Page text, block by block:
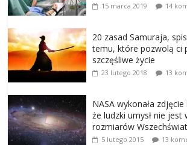
15 marca 2019 14
20 zasad Samuraja,
temu, które pozwolą ci
szczęśliwe życie
23 lutego 2018 13
NASA wykonała
że ludzki umysł nie jest
rozmiarów
5 lutego 2015 13